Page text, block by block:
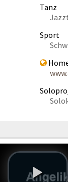
Tanz
Sport